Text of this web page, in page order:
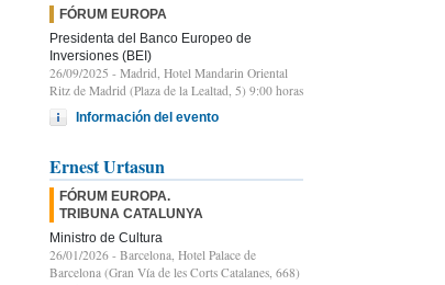
FÓRUM EUROPA
Presidenta del Banco Europeo de
Inversiones (BEI)
26/09/2025 - Madrid, Hotel Mandarin Oriental
Ritz de Madrid (Plaza de la Lealtad, 5) 9:00 horas
Información del evento
Ernest Urtasun
FÓRUM EUROPA.
TRIBUNA CATALUNYA
Ministro de Cultura
26/01/2026 - Barcelona, Hotel Palace de
Barcelona (Gran Vía de les Corts Catalanes, 668)